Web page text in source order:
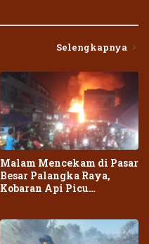
Selengkapnya
Malam Mencekam di Pasar
Besar Palangka Raya,
Kobaran Api Picu